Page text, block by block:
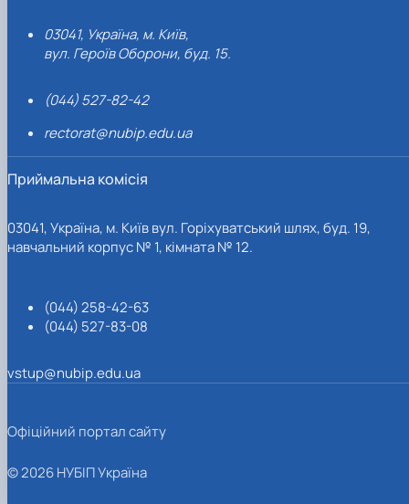
03041, Україна, м. Київ,
вул. Героїв Оборони, буд. 15.
(044) 527-82-42
rectorat@nubip.edu.ua
Приймальна комісія
03041, Україна, м. Київ вул. Горіхуватський шлях, буд. 19,
навчальний корпус № 1, кімната № 12.
(044) 258-42-63
(044) 527-83-08
vstup@nubip.edu.ua
Офіційний портал сайту
© 2026 НУБІП Україна